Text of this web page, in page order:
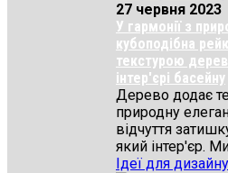
27 червня 2023
У гармонії з
кубоподібна
текстурою
інтер'єрі басейну
Дерево додає
природну
відчуття
який інтер'єр.
Ідеї для дизайну